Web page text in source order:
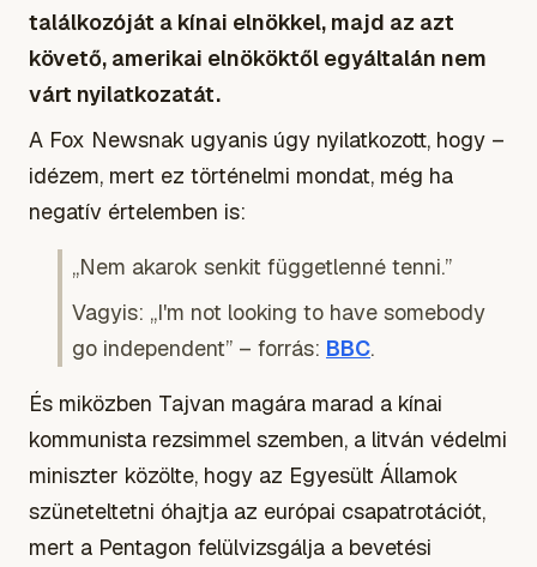
találkozóját a kínai elnökkel, majd az azt
követő, amerikai elnököktől egyáltalán nem
várt nyilatkozatát.
A Fox Newsnak ugyanis úgy nyilatkozott, hogy –
idézem, mert ez történelmi mondat, még ha
negatív értelemben is:
„Nem akarok senkit függetlenné tenni.”
Vagyis: „I'm not looking to have somebody
go independent” – forrás: BBC.
És miközben Tajvan magára marad a kínai
kommunista rezsimmel szemben, a litván védelmi
miniszter közölte, hogy az Egyesült Államok
szüneteltetni óhajtja az európai csapatrotációt,
mert a Pentagon felülvizsgálja a bevetési